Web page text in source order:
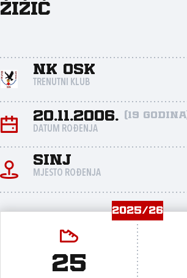
Žižić
NK OSK
TRENUTNI KLUB
20.11.2006. (19 godina)
DATUM ROĐENJA
Sinj
MJESTO ROĐENJA
2025/26
25